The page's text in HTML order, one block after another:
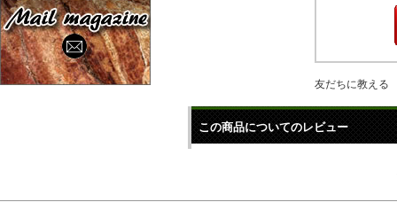
友だちに教える
この商品についてのレビュー